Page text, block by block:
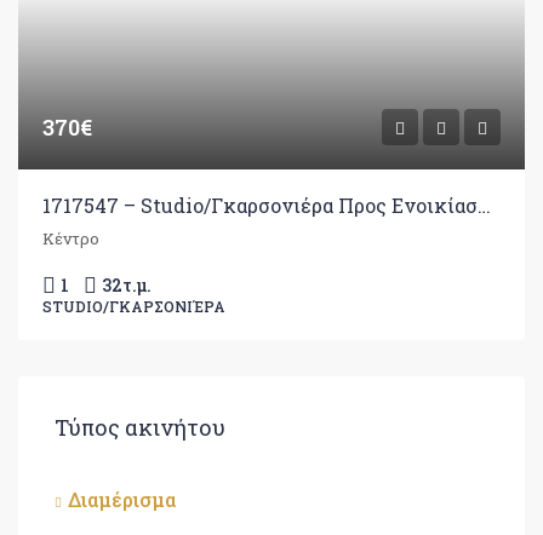
370€
1717547 – Studio/Γκαρσονιέρα Προς Ενοικίαση, Ιωάννινα, 32 τ.μ., €370
Κέντρο
1 32τ.μ.
STUDIO/ΓΚΑΡΣΟΝΙΈΡΑ
Τύπος ακινήτου
Διαμέρισμα